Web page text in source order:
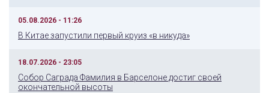
05.08.2026 - 11:26
В Китае запустили первый круиз «в никуда»
18.07.2026 - 23:05
Собор Саграда Фамилия в Барселоне достиг своей
окончательной высоты